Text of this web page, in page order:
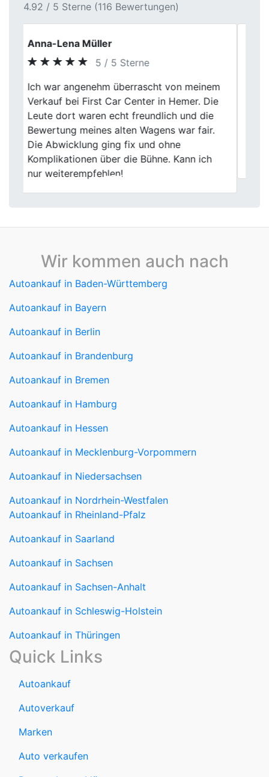
4.92 / 5 Sterne (116 Bewertungen)
Patrick D.
5 / 5 Sterne
Ich habe meinen alten BMW verkauft, der
schon einiges an Kilometern runter hatte.
Die Bewertung war nachvollziehbar und
wurde ruhig erklärt. Am Ende ging der
Verkauf deutlich unkomplizierter über die
Bühne, als ich gedacht hatte.
Previous
Autoankauf in Baden-Württemberg
Autoankauf in Berlin
Autoankauf in Niedersachsen
Autoankauf in Rheinland-Pfalz
Autoankauf in Thüringen
Quick Links